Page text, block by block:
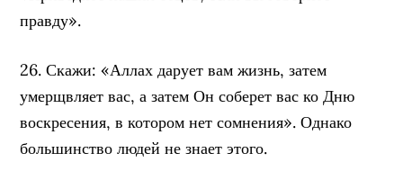
правду».
26. Скажи: «Аллах дарует вам жизнь, затем
умерщвляет вас, а затем Он соберет вас ко Дню
воскресения, в котором нет сомнения». Однако
большинство людей не знает этого.